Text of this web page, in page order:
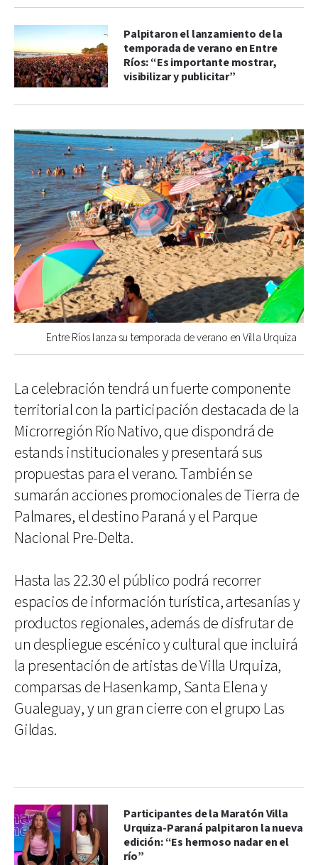
Palpitaron el lanzamiento de la
temporada de verano en Entre
Ríos: “Es importante mostrar,
visibilizar y publicitar”
Entre Ríos lanza su temporada de verano en Villa Urquiza
La celebración tendrá un fuerte componente
territorial con la participación destacada de la
Microrregión Río Nativo, que dispondrá de
estands institucionales y presentará sus
propuestas para el verano. También se
sumarán acciones promocionales de Tierra de
Palmares, el destino Paraná y el Parque
Nacional Pre-Delta.
Hasta las 22.30 el público podrá recorrer
espacios de información turística, artesanías y
productos regionales, además de disfrutar de
un despliegue escénico y cultural que incluirá
la presentación de artistas de Villa Urquiza,
comparsas de Hasenkamp, Santa Elena y
Gualeguay, y un gran cierre con el grupo Las
Gildas.
Participantes de la Maratón Villa
Urquiza-Paraná palpitaron la nueva
edición: “Es hermoso nadar en el
río”